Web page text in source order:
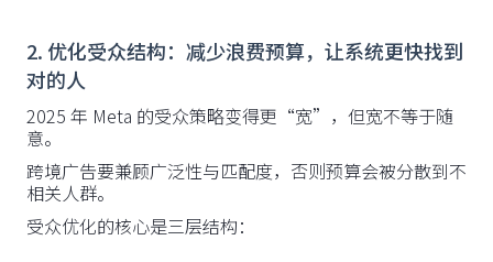
2. 优化受众结构：减少浪费预算，让系统更快找到
对的人
2025 年 Meta 的受众策略变得更“宽”，但宽不等于随
意。
跨境广告要兼顾广泛性与匹配度，否则预算会被分散到不
相关人群。
受众优化的核心是三层结构：